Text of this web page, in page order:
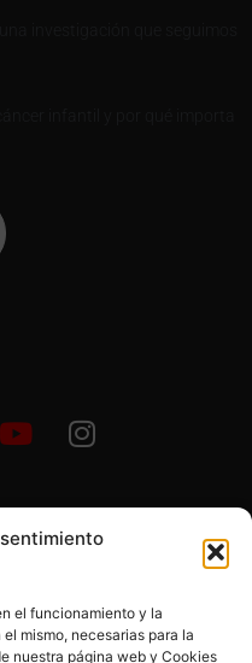
el funcionamiento y la
mismo, necesarias para la
nuestra página web y Cookies